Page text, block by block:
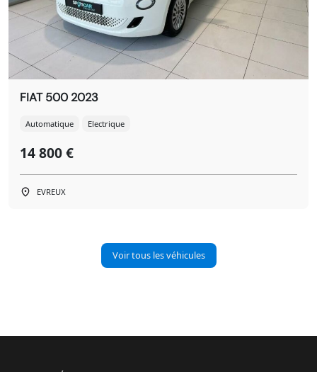
FIAT 500 2023
Automatique Electrique
14 800 €
EVREUX
Voir tous les véhicules